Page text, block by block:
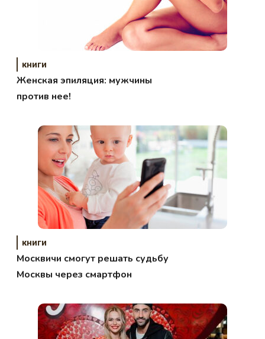
книги
Женская эпиляция: мужчины
против нее!
книги
Москвичи смогут решать судьбу
Москвы через смартфон